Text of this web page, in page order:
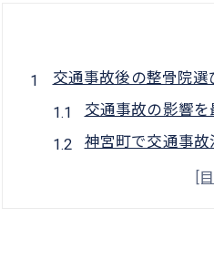
交通事故後の整骨院
交通事故の影響
神宮町で交通事
整骨院選びで考